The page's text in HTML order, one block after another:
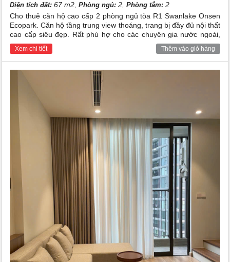
Diện tích đất: 67 m2,Phòng ngủ: 2,Phòng tắm: 2
Cho thuê căn hộ cao cấp 2 phòng ngủ tòa R1 Swanlake Onsen
Ecopark. Căn hộ tầng trung view thoáng, trang bị đầy đủ nội thất
cao cấp siêu đẹp. Rất phù hợ cho các chuyên gia nước ngoài,
cho các hộ gia đình việt nam đang tìm kiếm 1 không gian sống
trong lành và đẳng cấp
Xem chi tiết Thêm vào giỏ hàng